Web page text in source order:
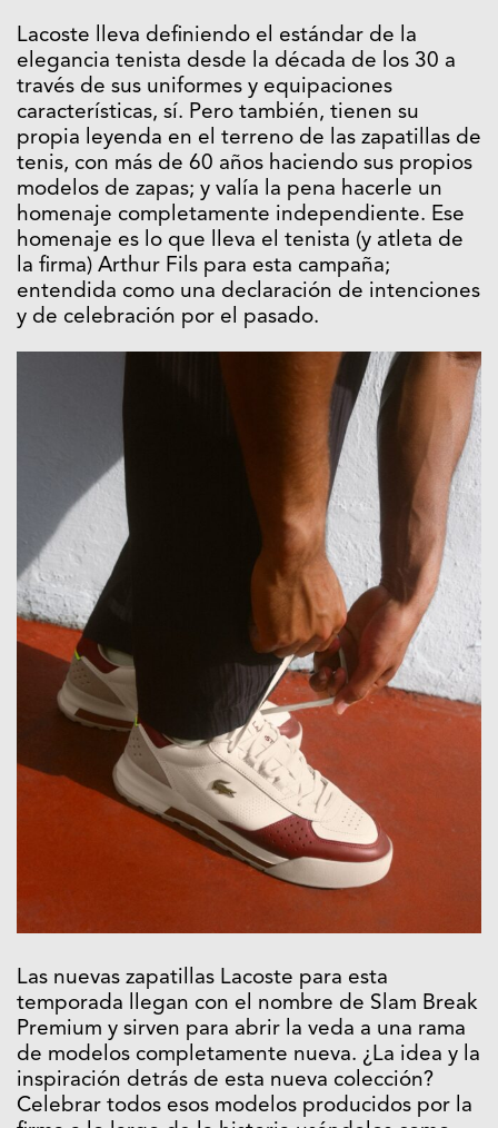
Lacoste lleva definiendo el estándar de la
elegancia tenista desde la década de los 30 a
través de sus uniformes y equipaciones
características, sí. Pero también, tienen su
propia leyenda en el terreno de las zapatillas de
tenis, con más de 60 años haciendo sus propios
modelos de zapas; y valía la pena hacerle un
homenaje completamente independiente. Ese
homenaje es lo que lleva el tenista (y atleta de
la firma) Arthur Fils para esta campaña;
entendida como una declaración de intenciones
y de celebración por el pasado.
Las nuevas zapatillas Lacoste para esta
temporada llegan con el nombre de Slam Break
Premium y sirven para abrir la veda a una rama
de modelos completamente nueva. ¿La idea y la
inspiración detrás de esta nueva colección?
Celebrar todos esos modelos producidos por la